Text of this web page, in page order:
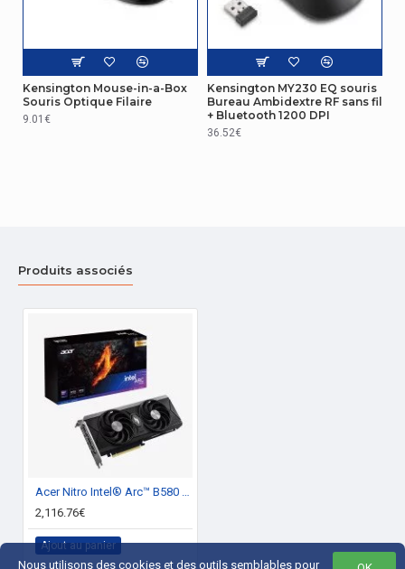
Kensington Mouse-in-a-Box
Souris Optique Filaire
9.01€
Kensington MY230 EQ souris
Bureau Ambidextre RF sans fil
+ Bluetooth 1200 DPI
36.52€
Produits associés
Acer Nitro Intel® Arc™ B580 OC 12 Go GDDR6
2,116.76€
Ajout au panier
Nous utilisons des cookies et des outils semblables pour